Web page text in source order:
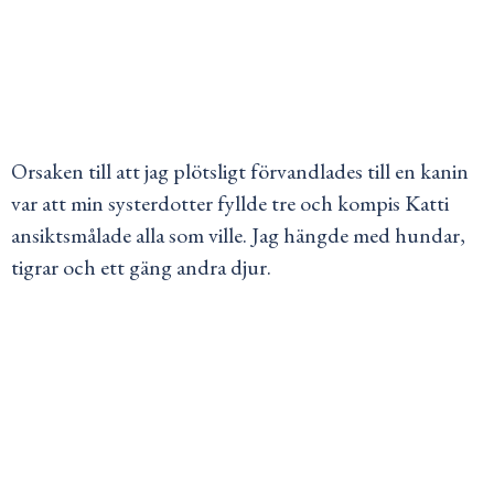
Orsaken till att jag plötsligt förvandlades till en kanin
var att min systerdotter fyllde tre och kompis Katti
ansiktsmålade alla som ville. Jag hängde med hundar,
tigrar och ett gäng andra djur.